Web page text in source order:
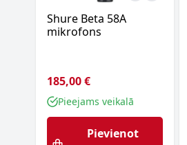
Shure Beta 58A
mikrofons
185,00 €
Pieejams veikalā
Pievienot